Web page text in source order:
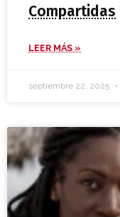
Compartidas
LEER MÁS »
septiembre 22, 2025